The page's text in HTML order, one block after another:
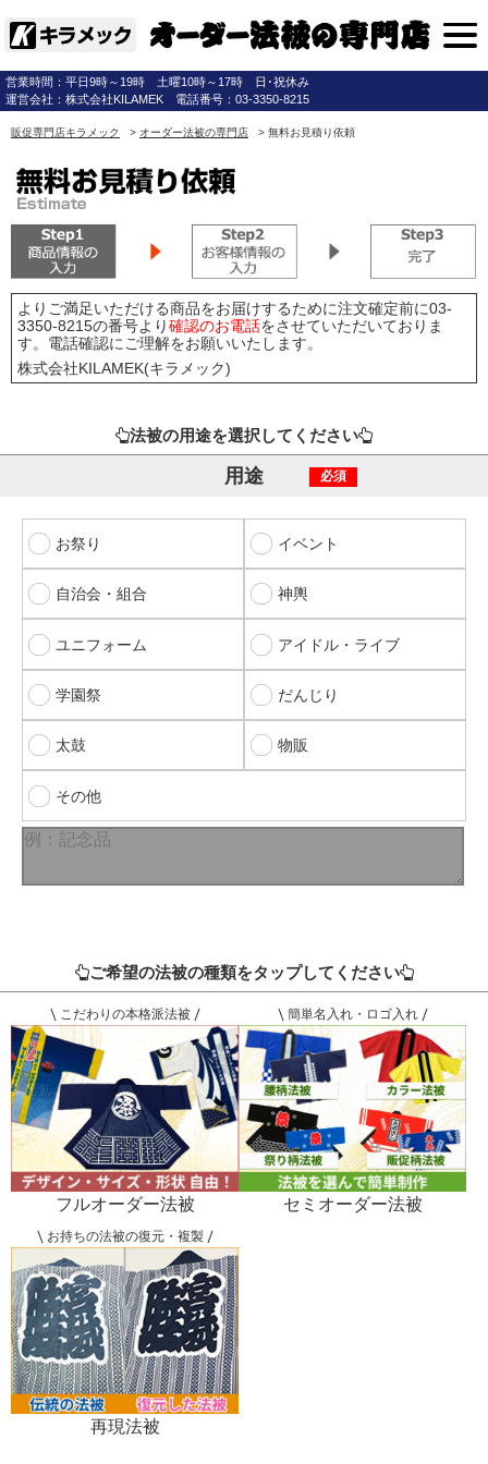
営業時間：平日9時～19時 土曜10時～17時 日･祝休み
運営会社：株式会社KILAMEK 電話番号：03-3350-8215
販促専門店キラメック > オーダー法被の専門店 > 無料お見積り依頼
よりご満足いただける商品をお届けするために注文確定前に03-
3350-8215の番号より確認のお電話をさせていただいておりま
す。電話確認にご理解をお願いいたします。
株式会社KILAMEK(キラメック)
法被の用途を選択してください
用途 必須
お祭り イベント
自治会・組合 神輿
ユニフォーム アイドル・ライブ
学園祭 だんじり
太鼓 物販
その他
ご希望の法被の種類をタップしてください
こだわりの本格派法被
フルオーダー法被
簡単名入れ・ロゴ入れ
セミオーダー法被
お持ちの法被の復元・複製
再現法被